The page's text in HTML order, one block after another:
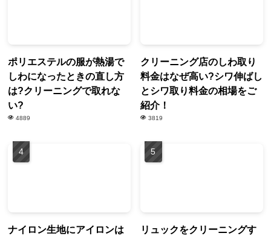
ポリエステルの服が熱湯で
しわになったときの直し方
は?クリーニングで取れな
い?
4889
クリーニング店のしわ取り
料金はなぜ高い?シワ伸ばし
とシワ取り料金の相場をご
紹介！
3819
ナイロン生地にアイロンは
リュックをクリーニングす